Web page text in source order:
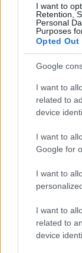
I want to
Retention,
Personal
Purposes
Opted Out
Google
I want to
related to
device
I want to
Google for
I want to
I want to
related to
device
A magyar
nem sokat
Május elsejétől
hardvereinek